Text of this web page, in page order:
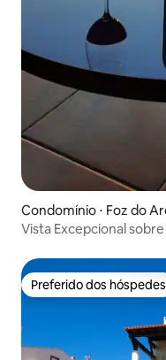
Condomínio ⋅ Foz do
Vista Excepcional
Preferido dos hóspedes
Preferido dos hóspedes